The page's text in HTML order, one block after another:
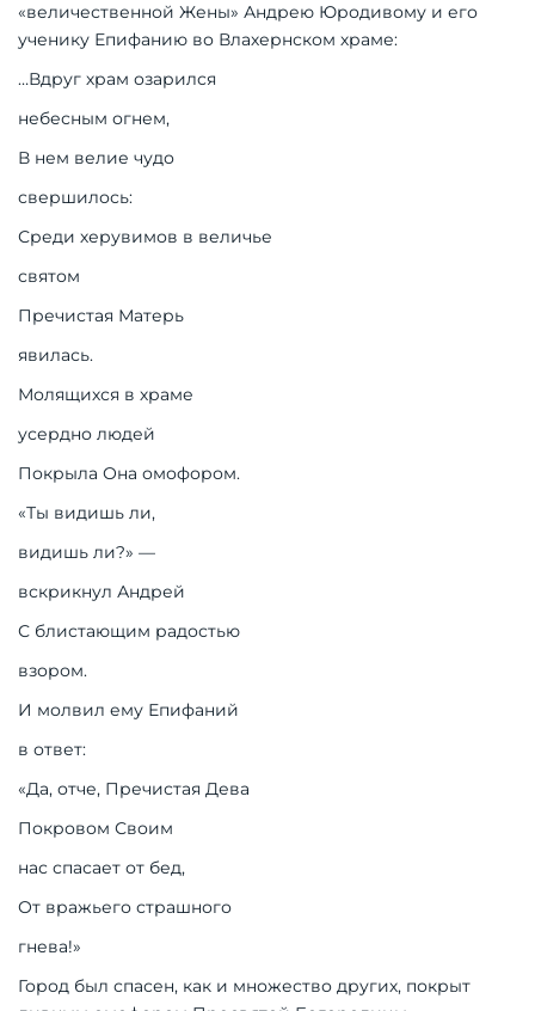
«величественной Жены» Андрею Юродивому и его
ученику Епифанию во Влахернском храме:
…Вдруг храм озарился
небесным огнем,
В нем велие чудо
свершилось:
Среди херувимов в величье
святом
Пречистая Матерь
явилась.
Молящихся в храме
усердно людей
Покрыла Она омофором.
«Ты видишь ли,
видишь ли?» —
вскрикнул Андрей
С блистающим радостью
взором.
И молвил ему Епифаний
в ответ:
«Да, отче, Пречистая Дева
Покровом Своим
нас спасает от бед,
От вражьего страшного
гнева!»
Город был спасен, как и множество других, покрыт